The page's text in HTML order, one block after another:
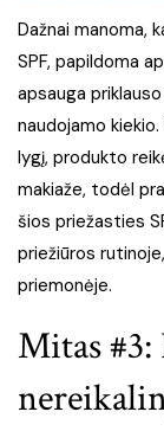
Dažnai manoma,
SPF, papildoma
apsauga
naudojamo
lygį, produkto
makiaže, todėl
šios priežasties
priežiūros
priemonėje.
Mitas #3: